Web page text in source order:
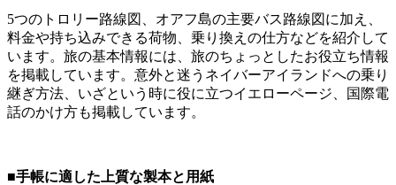
5つのトロリー路線図、オアフ島の主要バス路線図に加え、
料金や持ち込みできる荷物、乗り換えの仕方などを紹介して
います。旅の基本情報には、旅のちょっとしたお役立ち情報
を掲載しています。意外と迷うネイバーアイランドへの乗り
継ぎ方法、いざという時に役に立つイエローページ、国際電
話のかけ方も掲載しています。
■手帳に適した上質な製本と用紙